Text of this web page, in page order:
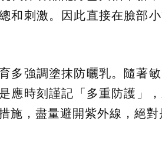
和刺激。因此直接在臉部
多強調塗抹防曬乳。隨著
應時刻謹記「多重防護」
施，盡量避開紫外線，絕對